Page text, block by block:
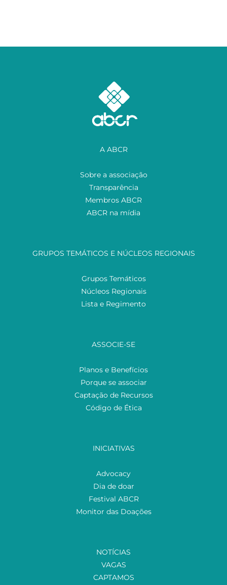
A ABCR
Sobre a associação
Transparência
Membros ABCR
ABCR na mídia
GRUPOS TEMÁTICOS E NÚCLEOS REGIONAIS
Grupos Temáticos
Núcleos Regionais
Lista e Regimento
ASSOCIE-SE
Planos e Benefícios
Porque se associar
Captação de Recursos
Código de Ética
INICIATIVAS
Advocacy
Dia de doar
Festival ABCR
Monitor das Doações
NOTÍCIAS
VAGAS
CAPTAMOS